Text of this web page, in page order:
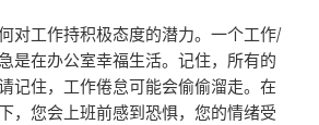
对工作持积极态度的潜力。一个工作/
是在办公室幸福生活。记住，所有的
记住，工作倦怠可能会偷偷溜走。在
，您会上班前感到恐惧，您的情绪受